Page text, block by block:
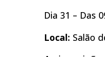
Dia 31 – Das
Local: Salão